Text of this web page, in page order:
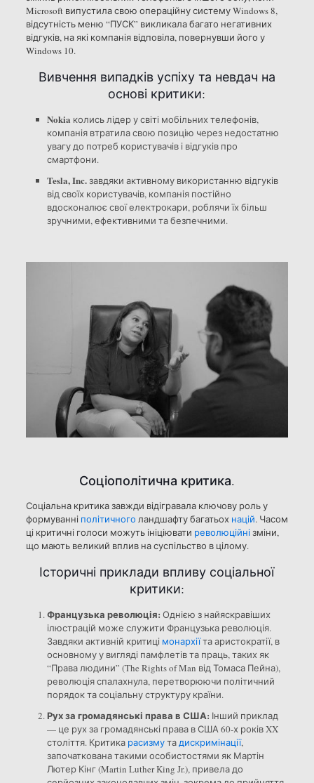
Microsoft випустила свою операційну систему Windows 8,
відсутність меню “ПУСК” викликала багато негативних
відгуків, на які компанія відповіла, повернувши його у
Windows 10.
Вивчення випадків успіху та невдач на
основі критики:
Nokia колись лідер у світі мобільних телефонів,
компанія втратила свою позицію через недостатню
увагу до потреб користувачів і відгуків про
смартфони.
Tesla, Inc.завдяки активному використанню відгуків
від своїх користувачів, компанія постійно
вдосконалює свої електрокари, роблячи їх більш
зручними, ефективними та безпечними.
Соціополітична критика.
Соціальна критика завжди відігравала ключову роль у
формуванні політичного ландшафту багатьох націй. Часом
ці критичні голоси можуть ініціювати революційнізміни,
що мають великий вплив на суспільство в цілому.
Історичні приклади впливу соціальної
критики:
Французька революція: Однією з найяскравіших
ілюстрацій може служити Французька революція.
Завдяки активній критиці монархіїта аристократії, в
основному у вигляді памфлетів та праць, таких як
“Права людини” (The Rights of Man від Томаса Пейна),
революція спалахнула, перетворюючи політичний
порядок та соціальну структуру країни.
Рух за громадянські права в США: Інший приклад
— це рух за громадянські права в США 60-х років XX
століття. Критика расизмутадискримінації,
започаткована такими особистостями як Мартін
Лютер Кінг (Martin Luther King Jr.), привела до